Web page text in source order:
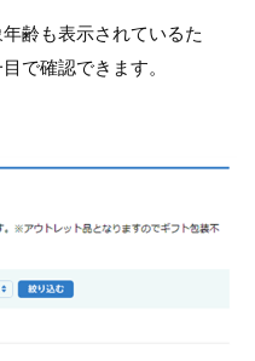
齢も表示されているた
で確認できます。